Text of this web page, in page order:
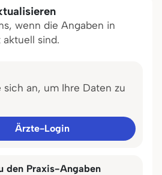
wenn die Angaben in
sind.
sich an, um Ihre Daten zu
Ärzte-Login
den Praxis-Angaben